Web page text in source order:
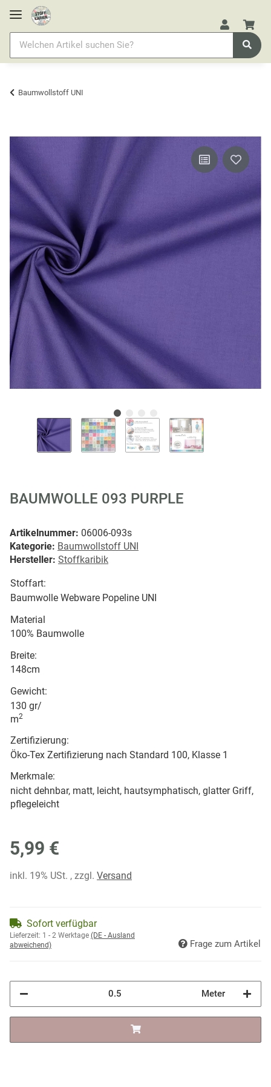
Baumwollstoff UNI
BAUMWOLLE 093 PURPLE
Artikelnummer: 06006-093s
Kategorie: Baumwollstoff UNI
Hersteller: Stoffkaribik
Stoffart:
Baumwolle Webware Popeline UNI
Material
100% Baumwolle
Breite:
148cm
Gewicht:
130 gr/
m2
Zertifizierung:
Öko-Tex Zertifizierung nach Standard 100, Klasse 1
Merkmale:
nicht dehnbar, matt, leicht, hautsymphatisch, glatter Griff,
pflegeleicht
5,99 €
inkl. 19% USt. , zzgl. Versand
Sofort verfügbar
Lieferzeit: 1 - 2 Werktage (DE - Ausland
abweichend)
Frage zum Artikel
Meter